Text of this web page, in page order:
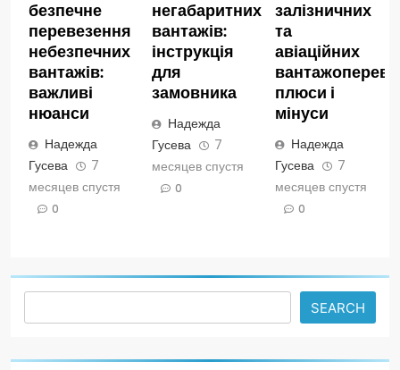
безпечне
перевезення
небезпечних
вантажів:
важливі
нюанси
Надежда
Гусева
7
месяцев спустя
0
негабаритних
вантажів:
інструкція
для
замовника
Надежда
Гусева
7
месяцев спустя
0
залізничних
та
авіаційних
плюси і
мінуси
Надежда
Гусева
7
месяцев спустя
0
SEARCH